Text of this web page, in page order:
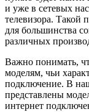
и уже в сетевых
телевизора. Такой
для большинства
различных
Важно понимать,
моделям, чьи
подключение. В
представлены
интернет